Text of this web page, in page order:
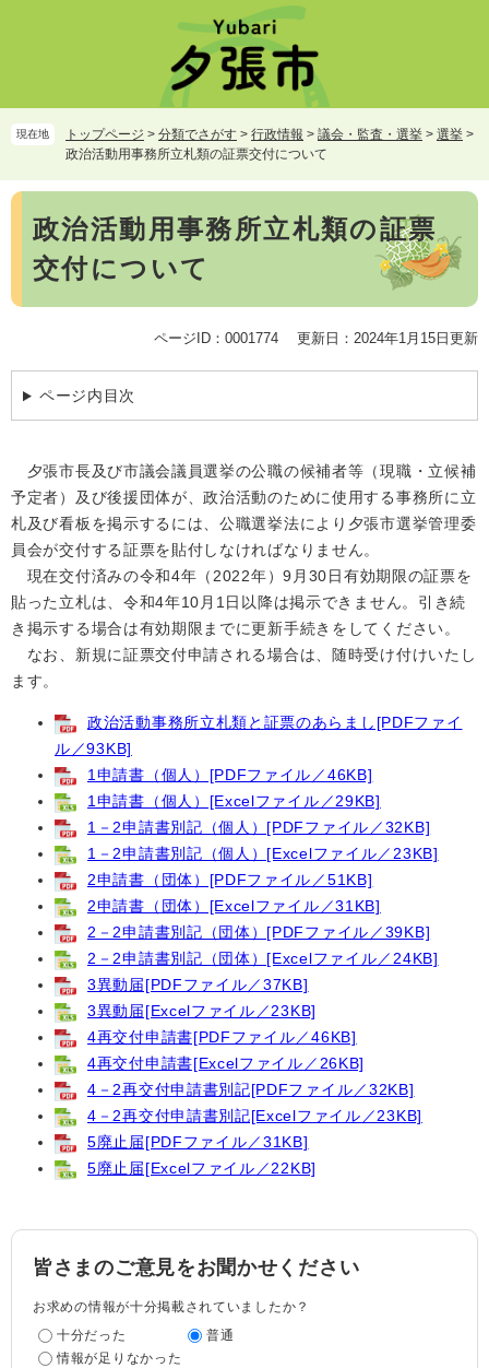
頭
で
飛
ば
て
現在地 トップページ > 分類でさがす > 行政情報 > 議会・監査・選挙 > 選挙 >
政治活動用事務所立札類の証票交付について
本
政治活動用事務所立札類の証票
交付について
ページID：0001774 更新日：2024年1月15日更新
ページ内目次
夕張市長及び市議会議員選挙の公職の候補者等（現職・立候補
予定者）及び後援団体が、政治活動のために使用する事務所に立
札及び看板を掲示するには、公職選挙法により夕張市選挙管理委
員会が交付する証票を貼付しなければなりません。
現在交付済みの令和4年（2022年）9月30日有効期限の証票を
貼った立札は、令和4年10月1日以降は掲示できません。引き続
き掲示する場合は有効期限までに更新手続きをしてください。
なお、新規に証票交付申請される場合は、随時受け付けいたし
ます。
政治活動事務所立札類と証票のあらまし[PDFファイ
ル／93KB]
1申請書（個人）[PDFファイル／46KB]
1申請書（個人）[Excelファイル／29KB]
1－2申請書別記（個人）[PDFファイル／32KB]
1－2申請書別記（個人）[Excelファイル／23KB]
2申請書（団体）[PDFファイル／51KB]
2申請書（団体）[Excelファイル／31KB]
2－2申請書別記（団体）[PDFファイル／39KB]
2－2申請書別記（団体）[Excelファイル／24KB]
3異動届[PDFファイル／37KB]
3異動届[Excelファイル／23KB]
4再交付申請書[PDFファイル／46KB]
4再交付申請書[Excelファイル／26KB]
4－2再交付申請書別記[PDFファイル／32KB]
4－2再交付申請書別記[Excelファイル／23KB]
5廃止届[PDFファイル／31KB]
5廃止届[Excelファイル／22KB]
皆さまのご意見をお聞かせください
お求めの情報が十分掲載されていましたか？
十分だった
普通
情報が足りなかった